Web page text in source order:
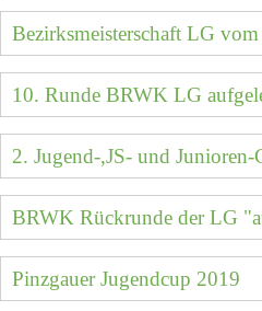
Bezirksmeisterschaft LG
10. Runde BRWK LG
2. Jugend-,JS- und
BRWK Rückrunde der LG
Pinzgauer Jugendcup 2019